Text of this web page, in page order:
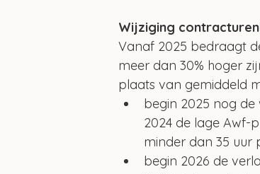
Wijziging
Vanaf 2025 bedraagt
meer dan 30% hoger
plaats van gemiddeld
begin 2025 nog
2024 de lage Awf-
minder dan 35 uur
begin 2026 de